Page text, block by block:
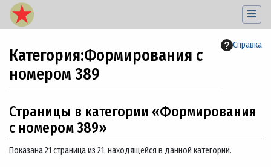
Справка
Категория:Формирования с
номером 389
Страницы в категории «Формирования
с номером 389»
Показана 21 страница из 21, находящейся в данной категории.